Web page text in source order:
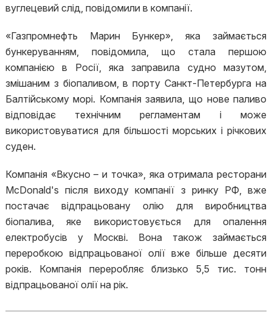
вуглецевий слід, повідомили в компанії.
«Газпромнефть Марин Бункер», яка займається
бункеруванням, повідомила, що стала першою
компанією в Росії, яка заправила судно мазутом,
змішаним з біопаливом, в порту Санкт-Петербурга на
Балтійському морі. Компанія заявила, що нове паливо
відповідає технічним регламентам і може
використовуватися для більшості морських і річкових
суден.
Компанія «Вкусно – и точка», яка отримала ресторани
McDonald's після виходу компанії з ринку РФ, вже
постачає відпрацьовану олію для виробництва
біопалива, яке використовується для опалення
електробусів у Москві. Вона також займається
переробкою відпрацьованої олії вже більше десяти
років. Компанія переробляє близько 5,5 тис. тонн
відпрацьованої олії на рік.